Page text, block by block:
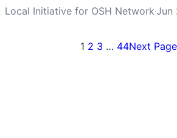
Local Initiative for OSH Network·Jun
1 2 3 … 44Next Page